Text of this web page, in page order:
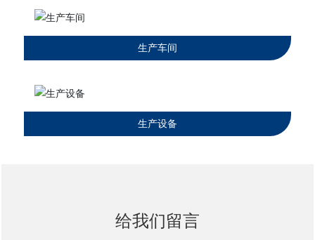
生产车间
生产设备
给我们留言